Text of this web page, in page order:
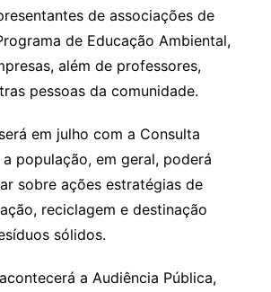
de associações de
de Educação Ambiental,
além de professores,
pessoas da comunidade.
em julho com a Consulta
população, em geral, poderá
sobre ações estratégias de
reciclagem e destinação
sólidos.
a Audiência Pública,